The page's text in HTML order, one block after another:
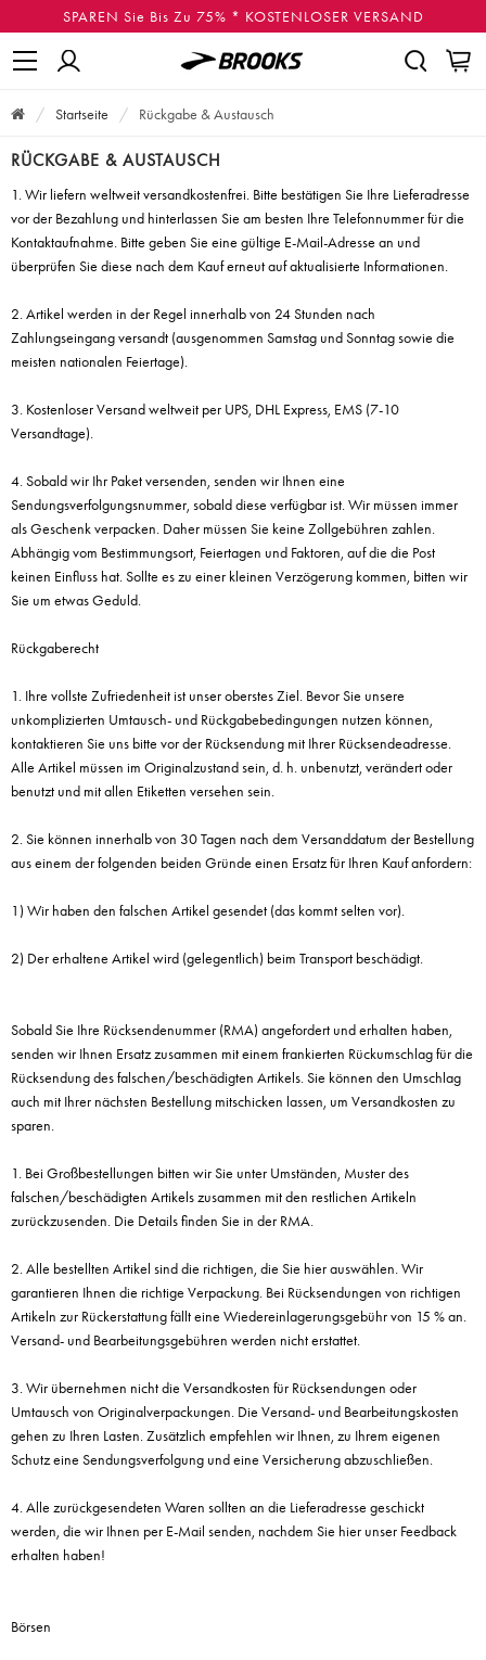
SPAREN Sie Bis Zu 75% * KOSTENLOSER VERSAND
Startseite Rückgabe & Austausch
RÜCKGABE & AUSTAUSCH
1. Wir liefern weltweit versandkostenfrei. Bitte bestätigen Sie Ihre Lieferadresse
vor der Bezahlung und hinterlassen Sie am besten Ihre Telefonnummer für die
Kontaktaufnahme. Bitte geben Sie eine gültige E-Mail-Adresse an und
überprüfen Sie diese nach dem Kauf erneut auf aktualisierte Informationen.
2. Artikel werden in der Regel innerhalb von 24 Stunden nach
Zahlungseingang versandt (ausgenommen Samstag und Sonntag sowie die
meisten nationalen Feiertage).
3. Kostenloser Versand weltweit per UPS, DHL Express, EMS (7-10
Versandtage).
4. Sobald wir Ihr Paket versenden, senden wir Ihnen eine
Sendungsverfolgungsnummer, sobald diese verfügbar ist. Wir müssen immer
als Geschenk verpacken. Daher müssen Sie keine Zollgebühren zahlen.
Abhängig vom Bestimmungsort, Feiertagen und Faktoren, auf die die Post
keinen Einfluss hat. Sollte es zu einer kleinen Verzögerung kommen, bitten wir
Sie um etwas Geduld.
Rückgaberecht
1. Ihre vollste Zufriedenheit ist unser oberstes Ziel. Bevor Sie unsere
unkomplizierten Umtausch- und Rückgabebedingungen nutzen können,
kontaktieren Sie uns bitte vor der Rücksendung mit Ihrer Rücksendeadresse.
Alle Artikel müssen im Originalzustand sein, d. h. unbenutzt, verändert oder
benutzt und mit allen Etiketten versehen sein.
2. Sie können innerhalb von 30 Tagen nach dem Versanddatum der Bestellung
aus einem der folgenden beiden Gründe einen Ersatz für Ihren Kauf anfordern:
1) Wir haben den falschen Artikel gesendet (das kommt selten vor).
2) Der erhaltene Artikel wird (gelegentlich) beim Transport beschädigt.
Sobald Sie Ihre Rücksendenummer (RMA) angefordert und erhalten haben,
senden wir Ihnen Ersatz zusammen mit einem frankierten Rückumschlag für die
Rücksendung des falschen/beschädigten Artikels. Sie können den Umschlag
auch mit Ihrer nächsten Bestellung mitschicken lassen, um Versandkosten zu
sparen.
1. Bei Großbestellungen bitten wir Sie unter Umständen, Muster des
falschen/beschädigten Artikels zusammen mit den restlichen Artikeln
zurückzusenden. Die Details finden Sie in der RMA.
2. Alle bestellten Artikel sind die richtigen, die Sie hier auswählen. Wir
garantieren Ihnen die richtige Verpackung. Bei Rücksendungen von richtigen
Artikeln zur Rückerstattung fällt eine Wiedereinlagerungsgebühr von 15 % an.
Versand- und Bearbeitungsgebühren werden nicht erstattet.
3. Wir übernehmen nicht die Versandkosten für Rücksendungen oder
Umtausch von Originalverpackungen. Die Versand- und Bearbeitungskosten
gehen zu Ihren Lasten. Zusätzlich empfehlen wir Ihnen, zu Ihrem eigenen
Schutz eine Sendungsverfolgung und eine Versicherung abzuschließen.
4. Alle zurückgesendeten Waren sollten an die Lieferadresse geschickt
werden, die wir Ihnen per E-Mail senden, nachdem Sie hier unser Feedback
erhalten haben!
Börsen